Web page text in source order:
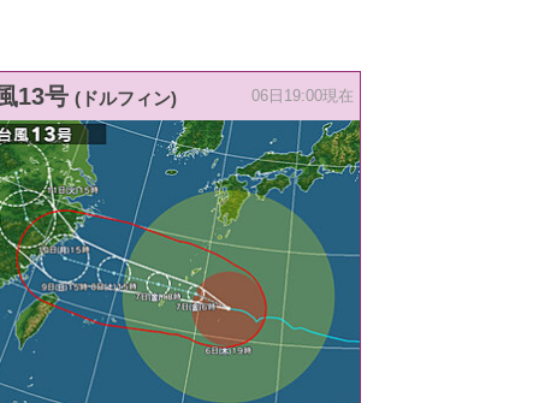
13号 (ドルフィン) 06日19:00現在